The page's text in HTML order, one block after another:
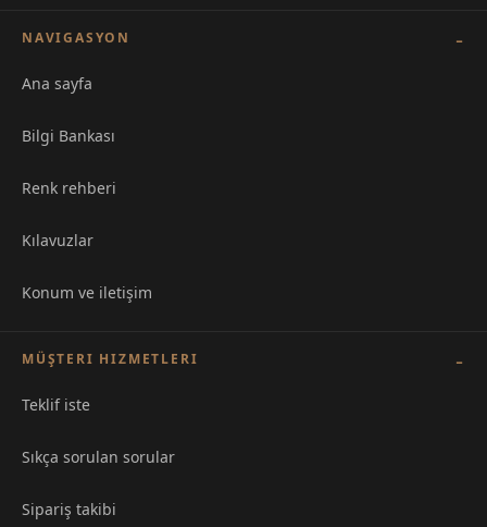
NAVIGASYON
Ana sayfa
Bilgi Bankası
Renk rehberi
Kılavuzlar
Konum ve iletişim
MÜŞTERI HIZMETLERI
Teklif iste
Sıkça sorulan sorular
Sipariş takibi